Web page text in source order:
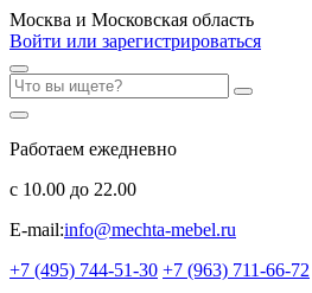
Москва и Московская область
Войти или зарегистрироваться
Работаем ежедневно
с 10.00 до 22.00
E-mail:info@mechta-mebel.ru
+7 (495) 744-51-30 +7 (963) 711-66-72